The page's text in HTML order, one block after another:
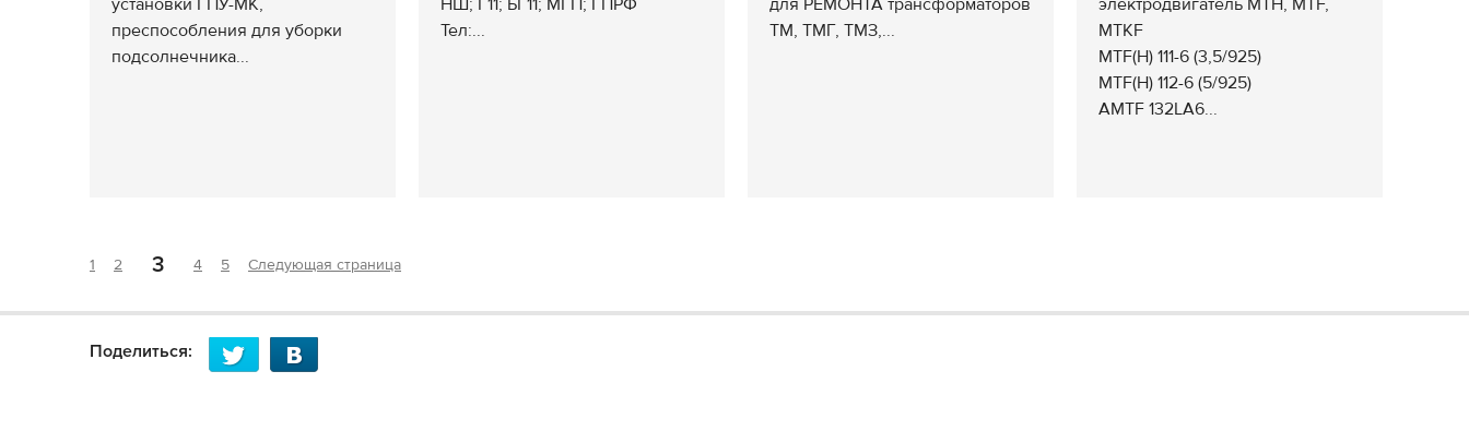
установки ГПУ-МК,
преспособления для уборки
подсолнечника...
НШ; Г11; БГ11; МГП; ГПРФ
Тел:...
для РЕМОНТА трансформаторов
ТМ, ТМГ, ТМЗ,...
электродвигатель MTH, MTF,
MTKF
MTF(H) 111-6 (3,5/925)
MTF(H) 112-6 (5/925)
AMTF 132LA6...
1 2 3 4 5 Следующая страница
Поделиться: